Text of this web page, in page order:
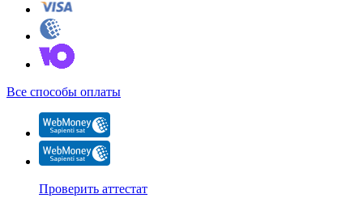
Все способы оплаты
Проверить аттестат